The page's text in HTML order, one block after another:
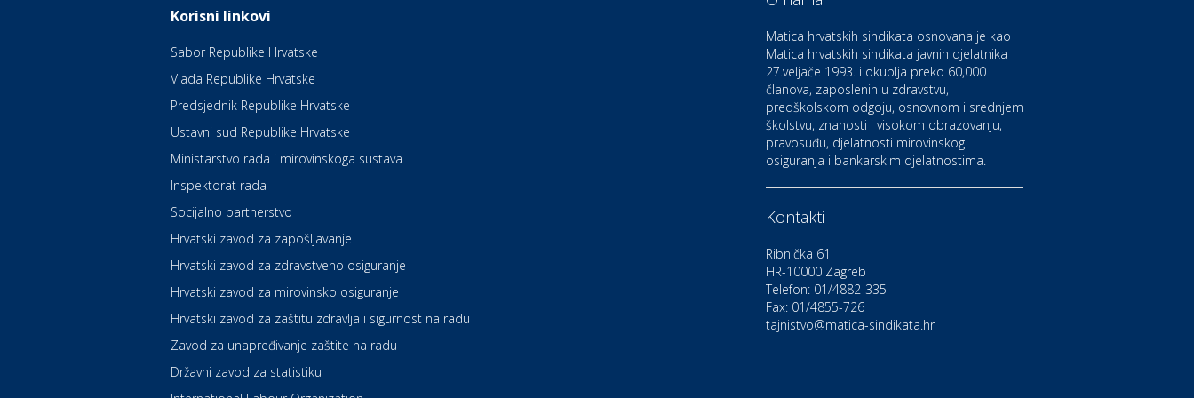
Kultura i edukacija
Kazalište Kerempuh
Kultura i edukacija
Kazalište ZKM
Auto-moto i tehnika
Zdravlje i osiguranje
UNIQA osiguranje
Korisni linkovi
Sabor Republike Hrvatske
Vlada Republike Hrvatske
Predsjednik Republike Hrvatske
Ustavni sud Republike Hrvatske
Ministarstvo rada i mirovinskoga sustava
Inspektorat rada
Socijalno partnerstvo
Hrvatski zavod za zapošljavanje
Hrvatski zavod za zdravstveno osiguranje
Hrvatski zavod za mirovinsko osiguranje
Hrvatski zavod za zaštitu zdravlja i sigurnost na radu
Zavod za unapređivanje zaštite na radu
Državni zavod za statistiku
Matica hrvatskih sindikata osnovana je kao
Matica hrvatskih sindikata javnih djelatnika
27.veljače 1993. i okuplja preko 60,000
članova, zaposlenih u zdravstvu,
predškolskom odgoju, osnovnom i srednjem
školstvu, znanosti i visokom obrazovanju,
pravosuđu, djelatnosti mirovinskog
osiguranja i bankarskim djelatnostima.
Kontakti
Ribnička 61
HR-10000 Zagreb
Telefon: 01/4882-335
Fax: 01/4855-726
tajnistvo@matica-sindikata.hr